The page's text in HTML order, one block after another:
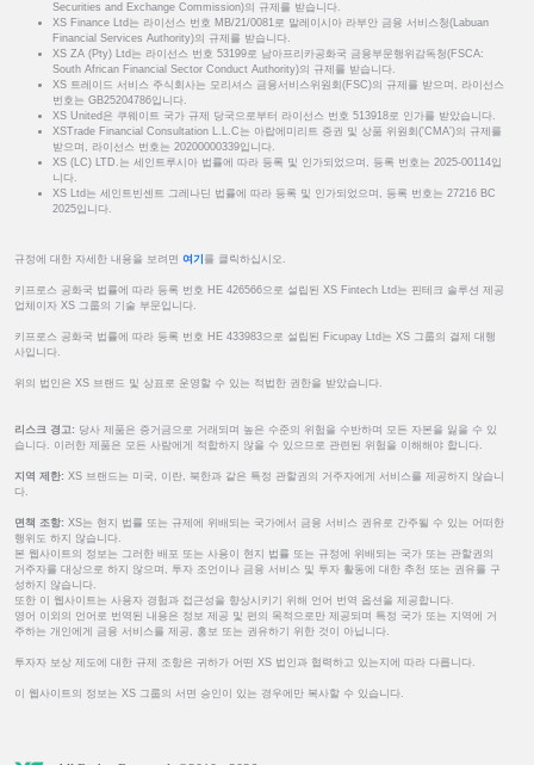
Securities and Exchange Commission)의 규제를 받습니다.
XS Finance Ltd는 라이선스 번호 MB/21/0081로 말레이시아 라부안 금융 서비스청(Labuan
Financial Services Authority)의 규제를 받습니다.
XS ZA (Pty) Ltd는 라이선스 번호 53199로 남아프리카공화국 금융부문행위감독청(FSCA:
South African Financial Sector Conduct Authority)의 규제를 받습니다.
XS 트레이드 서비스 주식회사는 모리셔스 금융서비스위원회(FSC)의 규제를 받으며, 라이선스
번호는 GB25204786입니다.
XS United은 쿠웨이트 국가 규제 당국으로부터 라이선스 번호 513918로 인가를 받았습니다.
XSTrade Financial Consultation L.L.C는 아랍에미리트 증권 및 상품 위원회('CMA')의 규제를
받으며, 라이선스 번호는 20200000339입니다.
XS (LC) LTD.는 세인트루시아 법률에 따라 등록 및 인가되었으며, 등록 번호는 2025-00114입
니다.
XS Ltd는 세인트빈센트 그레나딘 법률에 따라 등록 및 인가되었으며, 등록 번호는 27216 BC
2025입니다.
규정에 대한 자세한 내용을 보려면 여기 를 클릭하십시오.
키프로스 공화국 법률에 따라 등록 번호 HE 426566으로 설립된 XS Fintech Ltd는 핀테크 솔루션 제공
업체이자 XS 그룹의 기술 부문입니다.
키프로스 공화국 법률에 따라 등록 번호 HE 433983으로 설립된 Ficupay Ltd는 XS 그룹의 결제 대행
사입니다.
위의 법인은 XS 브랜드 및 상표로 운영할 수 있는 적법한 권한을 받았습니다.
리스크 경고: 당사 제품은 증거금으로 거래되며 높은 수준의 위험을 수반하며 모든 자본을 잃을 수 있
습니다. 이러한 제품은 모든 사람에게 적합하지 않을 수 있으므로 관련된 위험을 이해해야 합니다.
지역 제한: XS 브랜드는 미국, 이란, 북한과 같은 특정 관할권의 거주자에게 서비스를 제공하지 않습니
다.
면책 조항: XS는 현지 법률 또는 규제에 위배되는 국가에서 금융 서비스 권유로 간주될 수 있는 어떠한
행위도 하지 않습니다.
본 웹사이트의 정보는 그러한 배포 또는 사용이 현지 법률 또는 규정에 위배되는 국가 또는 관할권의
거주자를 대상으로 하지 않으며, 투자 조언이나 금융 서비스 및 투자 활동에 대한 추천 또는 권유를 구
성하지 않습니다.
또한 이 웹사이트는 사용자 경험과 접근성을 향상시키기 위해 언어 번역 옵션을 제공합니다.
영어 이외의 언어로 번역된 내용은 정보 제공 및 편의 목적으로만 제공되며 특정 국가 또는 지역에 거
주하는 개인에게 금융 서비스를 제공, 홍보 또는 권유하기 위한 것이 아닙니다.
투자자 보상 제도에 대한 규제 조항은 귀하가 어떤 XS 법인과 협력하고 있는지에 따라 다릅니다.
이 웹사이트의 정보는 XS 그룹의 서면 승인이 있는 경우에만 복사할 수 있습니다.